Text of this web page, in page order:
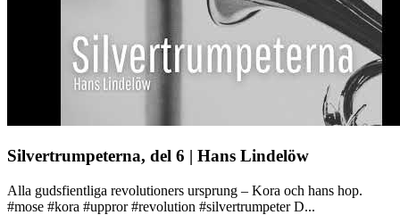
Silvertrumpeterna, del 6 | Hans Lindelöw
Alla gudsfientliga revolutioners ursprung – Kora och hans hop.
#mose #kora #uppror #revolution #silvertrumpeter D...